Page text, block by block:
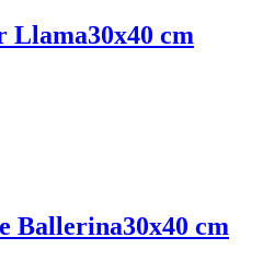
Llama30x40 cm
Ballerina30x40 cm